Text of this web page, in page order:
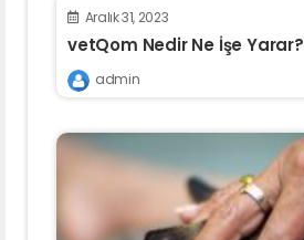
Aralık 31, 2023
vetQom Nedir Ne İşe Yarar?
admin